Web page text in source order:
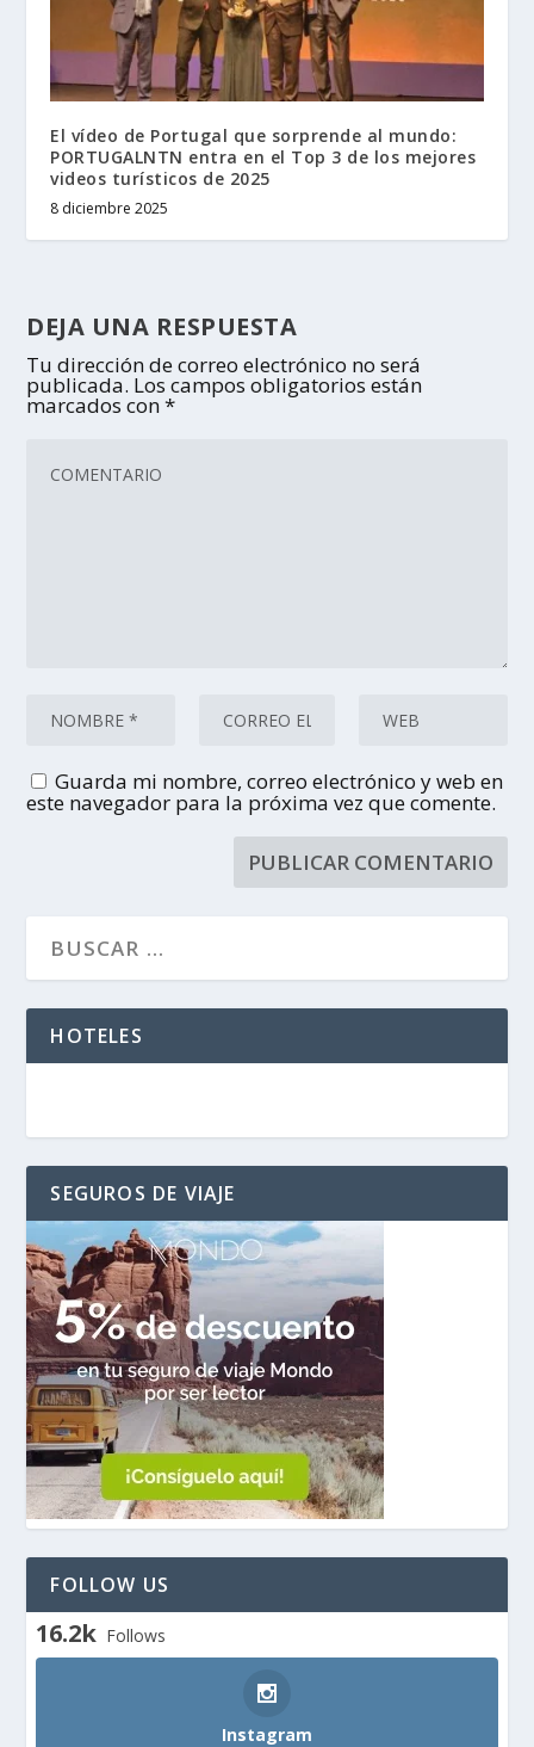
El vídeo de Portugal que sorprende al mundo:
PORTUGALNTN entra en el Top 3 de los mejores
videos turísticos de 2025
8 diciembre 2025
DEJA UNA RESPUESTA
Tu dirección de correo electrónico no será
publicada. Los campos obligatorios están
marcados con*
Guarda mi nombre, correo electrónico y web en
este navegador para la próxima vez que comente.
HOTELES
SEGUROS DE VIAJE
FOLLOW US
16.2k Follows
Instagram